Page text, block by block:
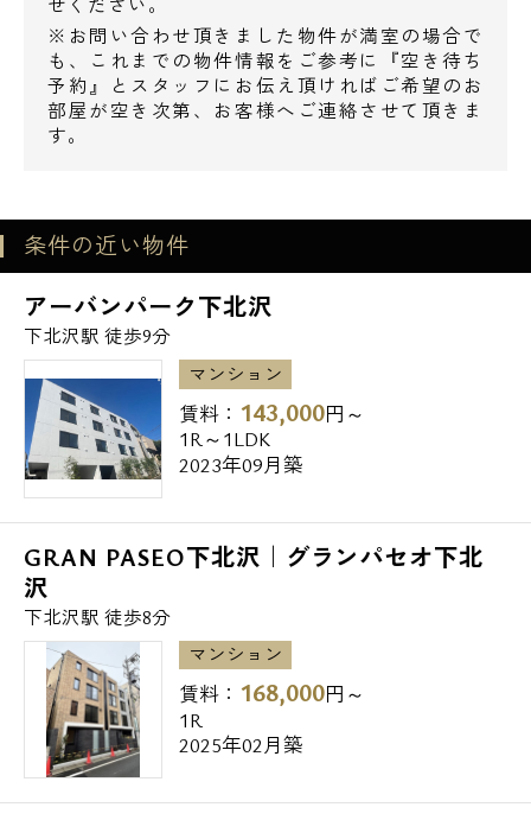
◆コクミンドラッグ笹塚駅店 565m
ホームセンター
◆ニトリデコホーム笹塚駅前店 489m
◆TSUTAYA笹塚店 404m
飲食店
◆中華食堂日高屋笹塚観音通店 440m
◆サイゼリヤ笹塚駅前店 490m
◆大戸屋ごはん処笹塚駅前店 490m
高校・高専
◆私立下北沢成徳高校 730m
中学校
◆世田谷区立北沢中学校 319m
◆渋谷区立上原中学校 640m
◆私立下北沢成徳中学校 730m
小学校
◆世田谷区立北沢小学校 196m
◆渋谷区立笹塚小学校 728m
※お問い合わせ頂きました物件が満室の場合で
も、これまでの物件情報をご参考に『空き待ち
予約』とスタッフにお伝え頂ければご希望のお
部屋が空き次第、お客様へご連絡させて頂きま
す。
条件の近い物件
アーバンパーク下北沢
下北沢駅 徒歩9分
マンション
賃料： 143,000円～
1R～1LDK
2023年09月築
GRAN PASEO下北沢｜グランパセオ下北
沢
下北沢駅 徒歩8分
マンション
賃料： 168,000円～
1R
2025年02月築
電話でお問い合わせ
メールでお問い合わせ